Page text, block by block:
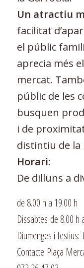
Un atractiu
facilitat
el públic
aprecia més
mercat.
públic de les
busquen
i de
distintiu de la
Horari:
De dilluns a
de 8.00 h a 19.00 h
Dissabtes de 8.00 h
Diumenges i festius:
Contacte Plaça